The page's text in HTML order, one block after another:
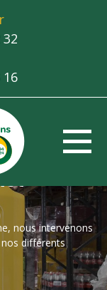
32
16
nous intervenons
différents